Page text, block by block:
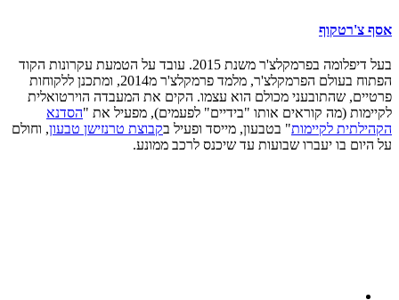
אסף צ'רטקוף
בעל דיפלומה בפרמקלצ'ר משנת 2015. עובד על הטמעת עקרונות הקוד
הפתוח בעולם הפרמקלצ'ר, מלמד פרמקלצ'ר מ2014, ומתכנן ללקוחות
פרטיים, שהתובעני מכולם הוא עצמו. הקים את המעבדה הוירטואלית
לקיימות (מה קוראים אותו "בידיים" לפעמים), מפעיל את "הסדנא
הקהילתית לקיימות" בטבעון, מייסד ופעיל בקבוצת טרנזישן טבעון, וחולם
על היום בו יעברו שבועות עד שיכנס לרכב ממונע.